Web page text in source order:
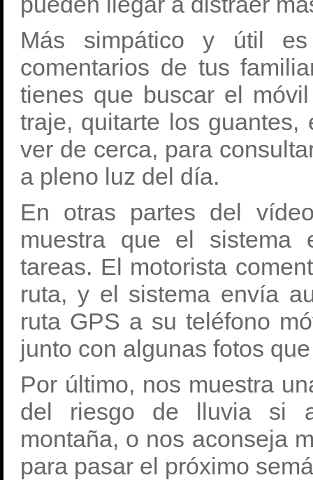
Más simpático y útil
comentarios de tus
tienes que buscar el
traje, quitarte los
ver de cerca, para
a pleno luz del día.
En otras partes del
muestra que el sistema
tareas. El motorista
ruta, y el sistema envía
ruta GPS a su teléfono
junto con algunas fotos
Por último, nos muestra
del riesgo de lluvia si
montaña, o nos aconseja
para pasar el próximo